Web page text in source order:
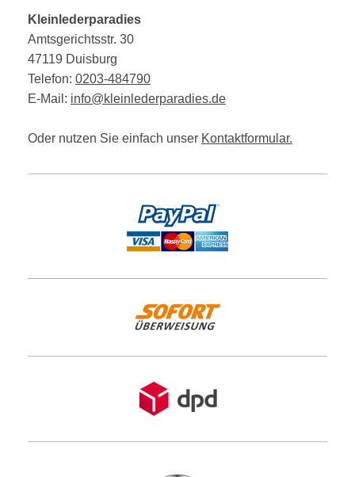
Kleinlederparadies
Amtsgerichtsstr. 30
47119 Duisburg
Telefon: 0203-484790
E-Mail: info@kleinlederparadies.de
Oder nutzen Sie einfach unser Kontaktformular.